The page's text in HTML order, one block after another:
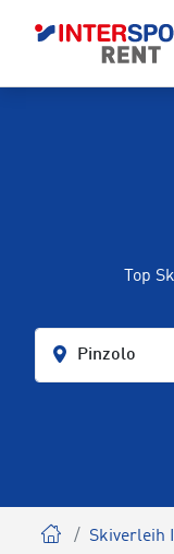
Top
Pinzolo
Skiverleih